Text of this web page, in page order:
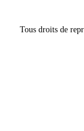
Tous droits de